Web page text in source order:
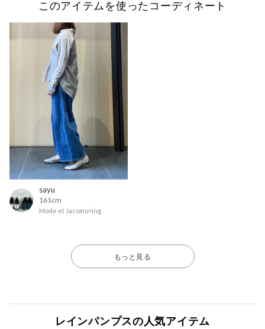
このアイテムを使ったコーディネート
sayu
161cm
Mode et Jacomo×ing
もっと見る
レインパンプスの人気アイテム